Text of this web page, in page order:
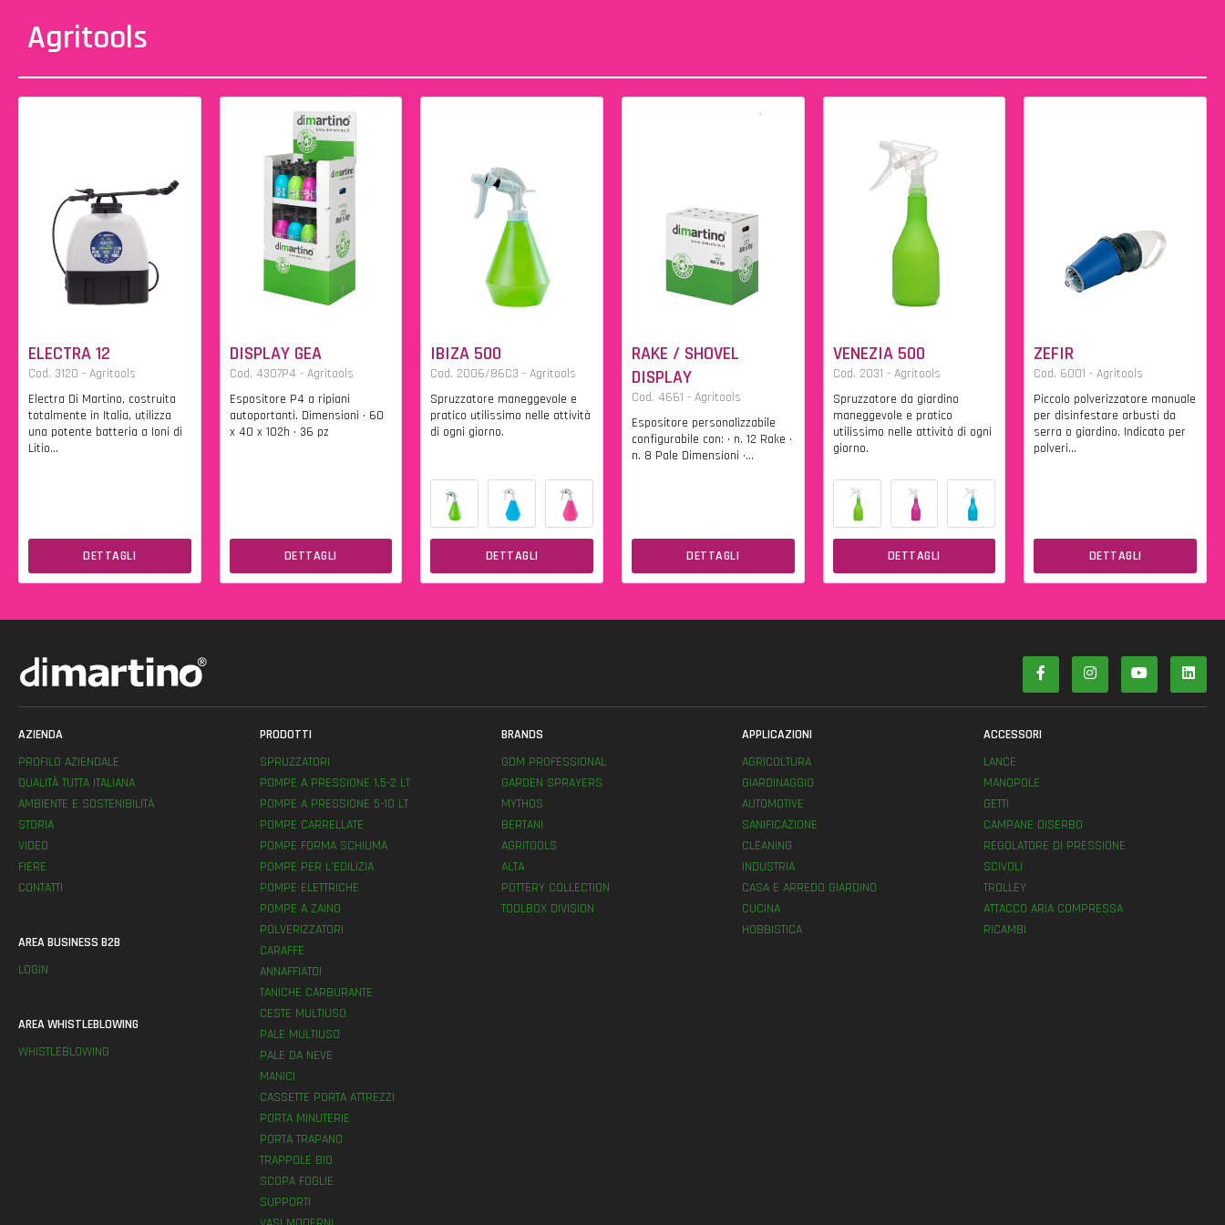
Agritools
ELECTRA 12
Cod. 3120 - Agritools
Electra Di Martino, costruita
totalmente in Italia, utilizza
una potente batteria a Ioni di
Litio...
DETTAGLI
DISPLAY GEA
Cod. 4307P4 - Agritools
Espositore P4 a ripiani
autoportanti. Dimensioni • 60
x 40 x 102h • 36 pz
DETTAGLI
IBIZA 500
Cod. 2006/86C3 - Agritools
Spruzzatore maneggevole e
pratico utilissimo nelle attività
di ogni giorno.
DETTAGLI
RAKE / SHOVEL
DISPLAY
Cod. 4661 - Agritools
Espositore personalizzabile
configurabile con: • n. 12 Rake •
n. 8 Pale Dimensioni •...
DETTAGLI
VENEZIA 500
Cod. 2031 - Agritools
Spruzzatore da giardino
maneggevole e pratico
utilissimo nelle attività di ogni
giorno.
DETTAGLI
ZEFIR
Cod. 6001 - Agritools
Piccolo polverizzatore manuale
per disinfestare arbusti da
serra o giardino. Indicato per
polveri...
DETTAGLI
AZIENDA
PROFILO AZIENDALE
QUALITÀ TUTTA ITALIANA
AMBIENTE E SOSTENIBILITÀ
STORIA
VIDEO
FIERE
CONTATTI
AREA BUSINESS B2B
LOGIN
AREA WHISTLEBLOWING
WHISTLEBLOWING
PRODOTTI
SPRUZZATORI
POMPE A PRESSIONE 1,5-2 LT
POMPE A PRESSIONE 5-10 LT
POMPE CARRELLATE
POMPE FORMA SCHIUMA
POMPE PER L’EDILIZIA
POMPE ELETTRICHE
POMPE A ZAINO
POLVERIZZATORI
CARAFFE
ANNAFFIATOI
TANICHE CARBURANTE
CESTE MULTIUSO
PALE MULTIUSO
PALE DA NEVE
MANICI
CASSETTE PORTA ATTREZZI
PORTA MINUTERIE
PORTA TRAPANO
TRAPPOLE BIO
SCOPA FOGLIE
SUPPORTI
BRANDS
GDM PROFESSIONAL
GARDEN SPRAYERS
MYTHOS
BERTANI
AGRITOOLS
ALTA
POTTERY COLLECTION
TOOLBOX DIVISION
APPLICAZIONI
AGRICOLTURA
GIARDINAGGIO
AUTOMOTIVE
SANIFICAZIONE
CLEANING
INDUSTRIA
CASA E ARREDO GIARDINO
CUCINA
HOBBISTICA
ACCESSORI
LANCE
MANOPOLE
GETTI
CAMPANE DISERBO
REGOLATORE DI PRESSIONE
SCIVOLI
TROLLEY
ATTACCO ARIA COMPRESSA
RICAMBI